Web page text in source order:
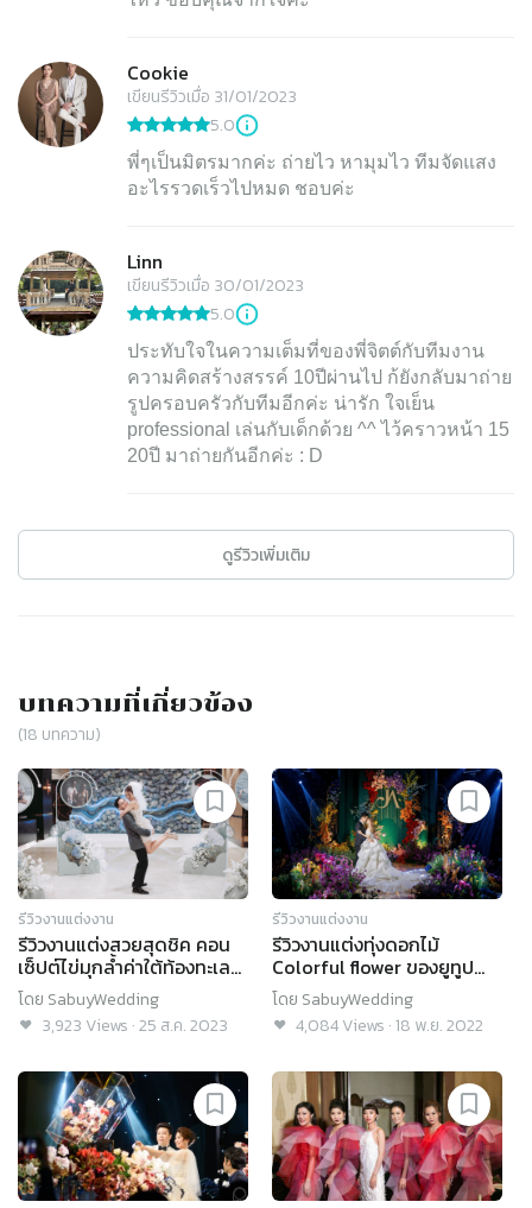
Cookie
เขียนรีวิวเมื่อ 31/01/2023
5.0
พี่ๆเป็นมิตรมากค่ะ ถ่ายไว หามุมไว ทีมจัดแสง
อะไรรวดเร็วไปหมด ชอบค่ะ
Linn
เขียนรีวิวเมื่อ 30/01/2023
5.0
ประทับใจในความเต็มที่ของพี่จิตต์กับทีมงาน
ความคิดสร้างสรรค์ 10ปีผ่านไป ก้ยังกลับมาถ่าย
รูปครอบครัวกับทีมอีกค่ะ น่ารัก ใจเย็น
professional เล่นกับเด็กด้วย ^^ ไว้คราวหน้า 15
20ปี มาถ่ายกันอีกค่ะ : D
ดูรีวิวเพิ่มเติม
บทความที่เกี่ยวข้อง
(18 บทความ)
รีวิวงานแต่งงาน
รีวิวงานแต่งสวยสุดชิค คอน
เซ็ปต์ไข่มุกล้ำค่าใต้ท้องทะเล
@Hyatt Regency Bangkok
Sukhumvit
โดย SabuyWedding
3,923 Views ·25 ส.ค. 2023
รีวิวงานแต่งงาน
รีวิวงานแต่งทุ่งดอกไม้
Colorful flower ของยูทูป
เบอร์สาวคนดัง @ Hyatt
Regency Bangkok
Sukhumvit
โดย SabuyWedding
4,084Views ·18 พ.ย. 2022